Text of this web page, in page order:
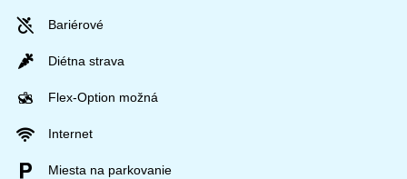
Bariérové
Diétna strava
Flex-Option možná
Internet
Miesta na parkovanie